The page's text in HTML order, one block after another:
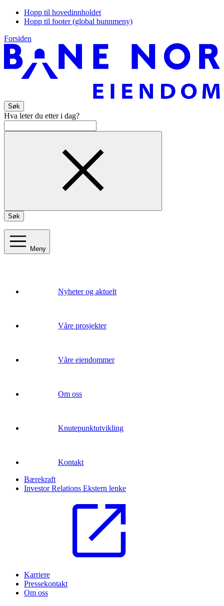
Hopp til hovedinnholdet
Hopp til footer (global bunnmeny)
Forsiden
Søk
Hva leter du etter i dag?
Søk
Meny
Nyheter og aktuelt
Våre prosjekter
Våre eiendommer
Om oss
Knutepunktutvikling
Kontakt
Bærekraft
Investor Relations Ekstern lenke
Karriere
Pressekontakt
Om oss